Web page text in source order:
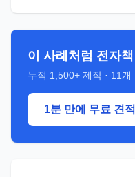
이 사례처럼 전자
누적 1,500+ 제작 · 11 개
1분 만에 무료 견적